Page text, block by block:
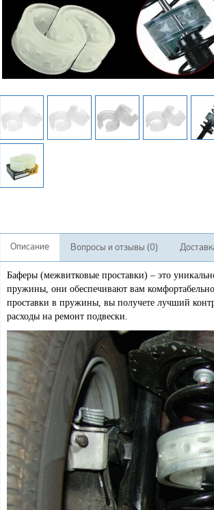
Описание Вопросы и отзывы (0)
Баферы (межвитковые проставки) – это
пружины, они обеспечивают вам
проставки в пружины, вы получете лучший
расходы на ремонт подвески.